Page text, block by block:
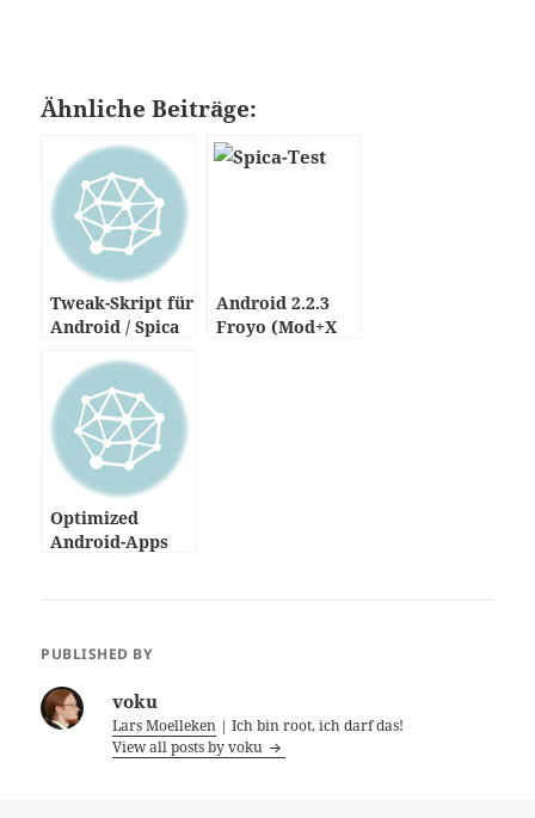
Ähnliche Beiträge:
Tweak-Skript für
Android / Spica
Android 2.2.3
Froyo (Mod+X
Optimized
Android-Apps
PUBLISHED BY
voku
Lars Moelleken | Ich bin root, ich darf das!
View all posts by voku